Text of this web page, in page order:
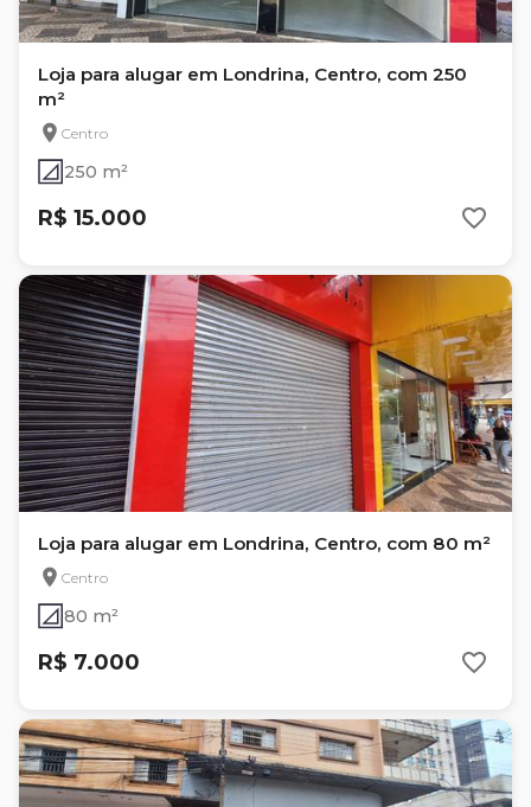
Loja para alugar em Londrina, Centro, com 250
m²
Centro
250 m²
R$ 15.000
Loja para alugar em Londrina, Centro, com 80 m²
Centro
80 m²
R$ 7.000